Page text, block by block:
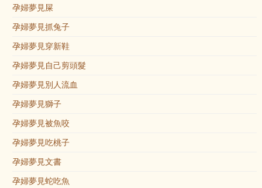
孕婦夢見屎
孕婦夢見抓兔子
孕婦夢見穿新鞋
孕婦夢見自己剪頭髮
孕婦夢見別人流血
孕婦夢見獅子
孕婦夢見被魚咬
孕婦夢見吃桃子
孕婦夢見文書
孕婦夢見蛇吃魚